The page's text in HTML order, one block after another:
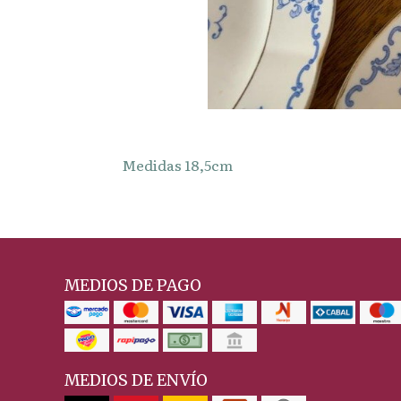
Medidas 18,5cm
MEDIOS DE PAGO
MEDIOS DE ENVÍO